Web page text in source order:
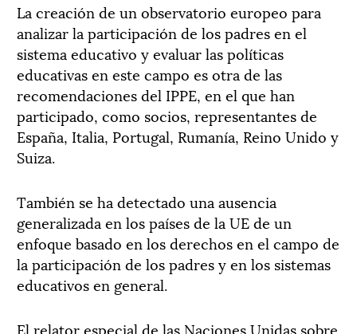
La creación de un observatorio europeo para
analizar la participación de los padres en el
sistema educativo y evaluar las políticas
educativas en este campo es otra de las
recomendaciones del IPPE, en el que han
participado, como socios, representantes de
España, Italia, Portugal, Rumanía, Reino Unido y
Suiza.
También se ha detectado una ausencia
generalizada en los países de la UE de un
enfoque basado en los derechos en el campo de
la participación de los padres y en los sistemas
educativos en general.
El relator especial de las Naciones Unidas sobre